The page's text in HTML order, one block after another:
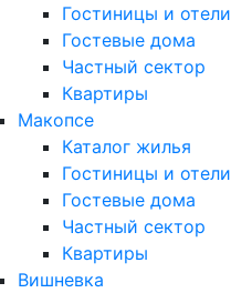
Гостиницы и отели
Гостевые дома
Частный сектор
Квартиры
Макопсе
Каталог жилья
Гостиницы и отели
Гостевые дома
Частный сектор
Квартиры
Вишневка